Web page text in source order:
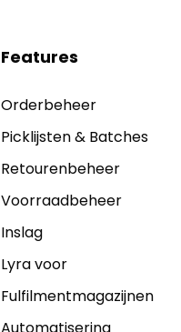
Features
Orderbeheer
Picklijsten & Batches
Retourenbeheer
Voorraadbeheer
Inslag
Lyra voor
Fulfilmentmagazijnen